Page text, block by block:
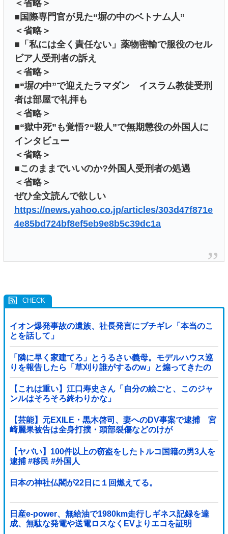
＜省略＞
■国際専門官が見た“塀の中のベトナム人”
＜省略＞
■「私には全く責任ない」薬物密輸で服役のセル
ビア人受刑者の訴え
＜省略＞
■“塀の中”で迎えたラマダン イスラム教徒受刑
者は部屋で礼拝も
＜省略＞
■“獄中死”も覚悟?“殺人”で無期懲役の外国人に
インタビュー
＜省略＞
■このままでいいのか?外国人受刑者の処遇
＜省略＞
ぜひ全文読んで欲しい
https://news.yahoo.co.jp/articles/303d47f871e
4e85bd724bf8ef5eb9e8b5c39dc1a
イオン爆発事故の遺族、社長発言にブチギレ「本当のこ
とを話して」
「隣に早く家建てろ」とうるさい義母。モデルハウス巡
りを報告したら「草刈り誰がするのw」と煽ってきたの
で…旦那が放った「一言」に義母オロオロｗｗ←嫌味を
逆手にとった神対応すぎる
【これは重い】江口寿史さん「自分の絵ごと、このジャ
ンルはそろそろ終わりかな」
【芸能】元EXILE・黒木啓司、妻へのDV事案で逮捕 宮
崎麗果被告は全身打撲・頭部裂傷などのけが
【ヤバい】100件以上の窃盗をしたトルコ国籍の男3人を
逮捕 #移民 #外国人
日本の神社仏閣が22日に１回燃えてる。
日産e-power、無給油で1980km走行しギネス記録を達
成、無駄な発電や送電ロスなくEVよりエコを証明